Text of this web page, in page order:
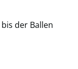
der Ballen